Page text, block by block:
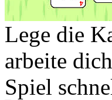
Lege die
arbeite
Spiel